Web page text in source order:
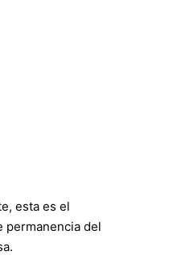
esta es el
permanencia del